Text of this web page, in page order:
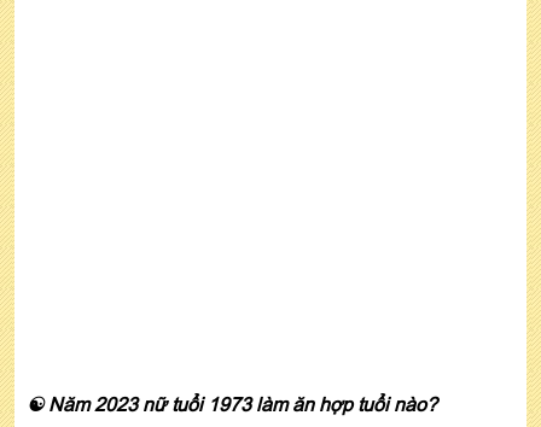
☯ Năm 2023 nữ tuổi 1973 làm ăn hợp tuổi nào?